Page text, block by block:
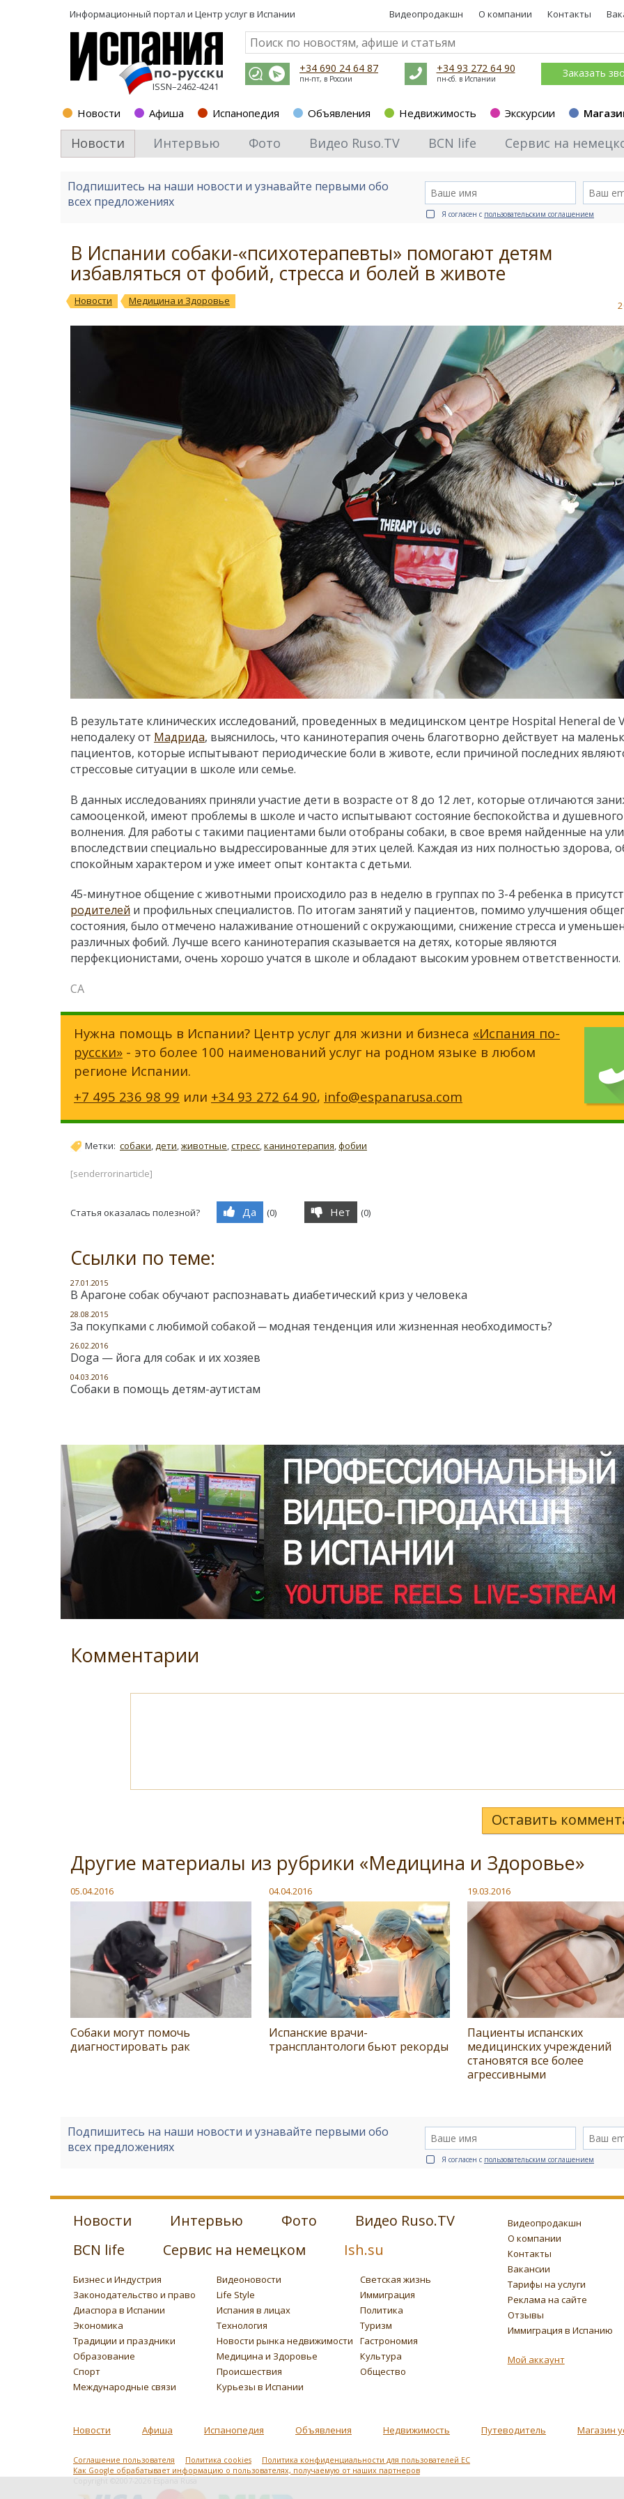
Информационный портал и Центр услуг в Испании Видеопродакшн О компании Контакты
ISSN–2462-4241
+34 690 24 64 87
пн-пт, в России
+34 93 272 64 90
пн-сб. в Испании Заказать
Новости Афиша Испанопедия Объявления Недвижимость Экскурсии
Новости Интервью Фото Видео Ruso.TV BCN life Сервис на
Подпишитесь на наши новости и узнавайте первыми обо
всех предложениях
Я согласен с пользовательским соглашением
В Испании собаки-«психотерапевты» помогают детям
избавляться от фобий, стресса и болей в животе
Новости Медицина и Здоровье
В результате клинических исследований, проведенных в медицинском центре Hospital Heneral de
неподалеку от Мадрида, выяснилось, что канинотерапия очень благотворно действует на
пациентов, которые испытывают периодические боли в животе, если причиной последних
стрессовые ситуации в школе или семье.
В данных исследованиях приняли участие дети в возрасте от 8 до 12 лет, которые отличаются
самооценкой, имеют проблемы в школе и часто испытывают состояние беспокойства и душевного
волнения. Для работы с такими пациентами были отобраны собаки, в свое время найденные на
впоследствии специально выдрессированные для этих целей. Каждая из них полностью здорова,
спокойным характером и уже имеет опыт контакта с детьми.
45-минутное общение с животными происходило раз в неделю в группах по 3-4 ребенка в
родителей и профильных специалистов. По итогам занятий у пациентов, помимо улучшения
состояния, было отмечено налаживание отношений с окружающими, снижение стресса и
различных фобий. Лучше всего канинотерапия сказывается на детях, которые являются
перфекционистами, очень хорошо учатся в школе и обладают высоким уровнем ответственности.
СА
Нужна помощь в Испании? Центр услуг для жизни и бизнеса «Испания по-
русски» - это более 100 наименований услуг на родном языке в любом
регионе Испании.
+7 495 236 98 99 или +34 93 272 64 90, info@espanarusa.com
Метки: собаки,дети,животные,стресс,канинотерапия,фобии
[senderrorinarticle]
Статья оказалась полезной? Да (0) Нет (0)
Ссылки по теме:
27.01.2015
В Арагоне собак обучают распознавать диабетический криз у человека
28.08.2015
За покупками с любимой собакой ─ модная тенденция или жизненная необходимость?
26.02.2016
Doga — йога для собак и их хозяев
04.03.2016
Собаки в помощь детям-аутистам
Комментарии
Оставить
Другие материалы из рубрики «Медицина и Здоровье»
05.04.2016
Собаки могут помочь
диагностировать рак
04.04.2016
Испанские врачи-
трансплантологи бьют рекорды
19.03.2016
Пациенты испанских
медицинских учреждений
становятся все более
агрессивными
Подпишитесь на наши новости и узнавайте первыми обо
всех предложениях
Я согласен с пользовательским соглашением
Новости Интервью Фото
Видео Ruso.TV
BCN life
Сервис на немецком Ish.su
Бизнес и Индустрия Видеоновости
Светская жизнь
Законодательство и право
Life Style
Иммиграция
Диаспора в Испании
Испания в лицах
Политика
Экономика
Технология
Туризм
Традиции и праздники
Новости рынка недвижимости
Гастрономия
Образование
Медицина и Здоровье
Культура
Спорт
Происшествия
Общество
Международные связи
Курьезы в Испании
Видеопродакшн
О компании
Контакты
Вакансии
Тарифы на услуги
Реклама на сайте
Отзывы
Иммиграция в Испанию
Мой аккаунт
Новости Афиша Испанопедия Объявления Недвижимость Путеводитель Магазин
Соглашение пользователя Политика cookies
Политика конфиденциальности для пользователей ЕС
Как Google обрабатывает информацию о пользователях, получаемую от наших партнеров